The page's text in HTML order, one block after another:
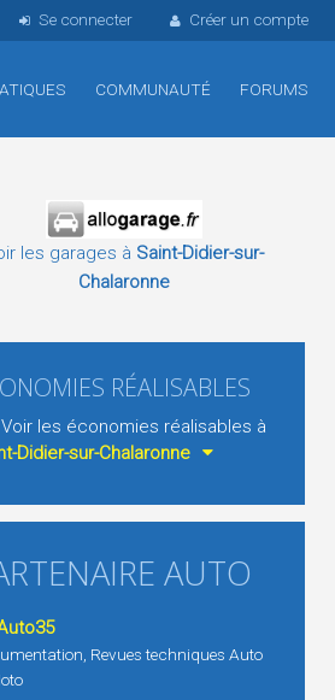
Se connecter Créer un compte
COMMUNAUTÉ FORUMS
les garages à Saint-Didier-sur-
Chalaronne
RÉALISABLES
Voir les économies réalisables à
Didier-sur-Chalaronne
AUTO
Revues techniques Auto